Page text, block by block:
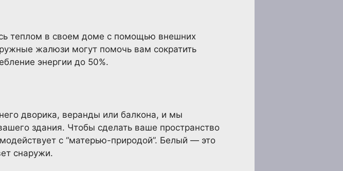
теплом в своем доме с помощью внешних
жалюзи могут помочь вам сократить
энергии до 50%.
дворика, веранды или балкона, и мы
здания. Чтобы сделать ваше пространство
с “матерью-природой”. Белый — это
снаружи.